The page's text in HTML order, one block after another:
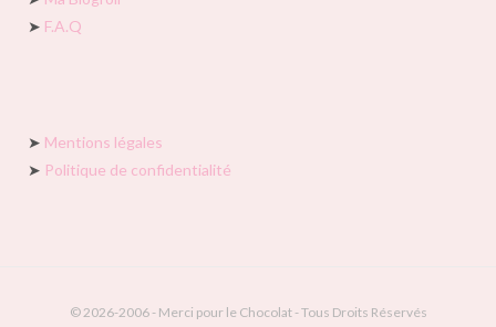
➤ F.A.Q
➤ Mentions légales
➤ Politique de confidentialité
© 2026-2006 - Merci pour le Chocolat - Tous Droits Réservés